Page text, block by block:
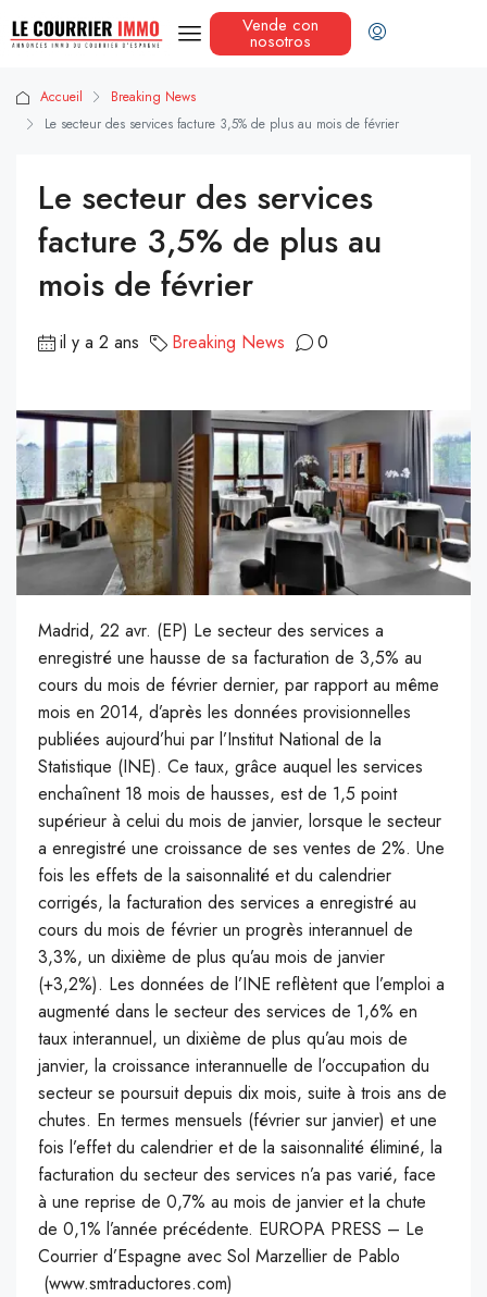
Vende con
nosotros
Accueil
Breaking News
Le secteur des services facture 3,5% de plus au mois de février
Le secteur des services
facture 3,5% de plus au
mois de février
il y a 2 ans Breaking News 0
Madrid, 22 avr. (EP) Le secteur des services a
enregistré une hausse de sa facturation de 3,5% au
cours du mois de février dernier, par rapport au même
mois en 2014, d’après les données provisionnelles
publiées aujourd’hui par l’Institut National de la
Statistique (INE). Ce taux, grâce auquel les services
enchaînent 18 mois de hausses, est de 1,5 point
supérieur à celui du mois de janvier, lorsque le secteur
a enregistré une croissance de ses ventes de 2%. Une
fois les effets de la saisonnalité et du calendrier
corrigés, la facturation des services a enregistré au
cours du mois de février un progrès interannuel de
3,3%, un dixième de plus qu’au mois de janvier
(+3,2%). Les données de l’INE reflètent que l’emploi a
augmenté dans le secteur des services de 1,6% en
taux interannuel, un dixième de plus qu’au mois de
janvier, la croissance interannuelle de l’occupation du
secteur se poursuit depuis dix mois, suite à trois ans de
chutes. En termes mensuels (février sur janvier) et une
fois l’effet du calendrier et de la saisonnalité éliminé, la
facturation du secteur des services n’a pas varié, face
à une reprise de 0,7% au mois de janvier et la chute
de 0,1% l’année précédente. EUROPA PRESS – Le
Courrier d’Espagne avec Sol Marzellier de Pablo
(www.smtraductores.com)